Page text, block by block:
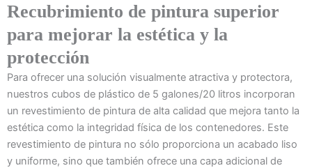
Recubrimiento de pintura superior
para mejorar la estética y la
protección
Para ofrecer una solución visualmente atractiva y protectora,
nuestros cubos de plástico de 5 galones/20 litros incorporan
un revestimiento de pintura de alta calidad que mejora tanto la
estética como la integridad física de los contenedores. Este
revestimiento de pintura no sólo proporciona un acabado liso
y uniforme, sino que también ofrece una capa adicional de